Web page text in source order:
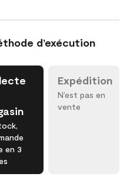
d’exécution
en 3
Expédition
N’est pas en
vente